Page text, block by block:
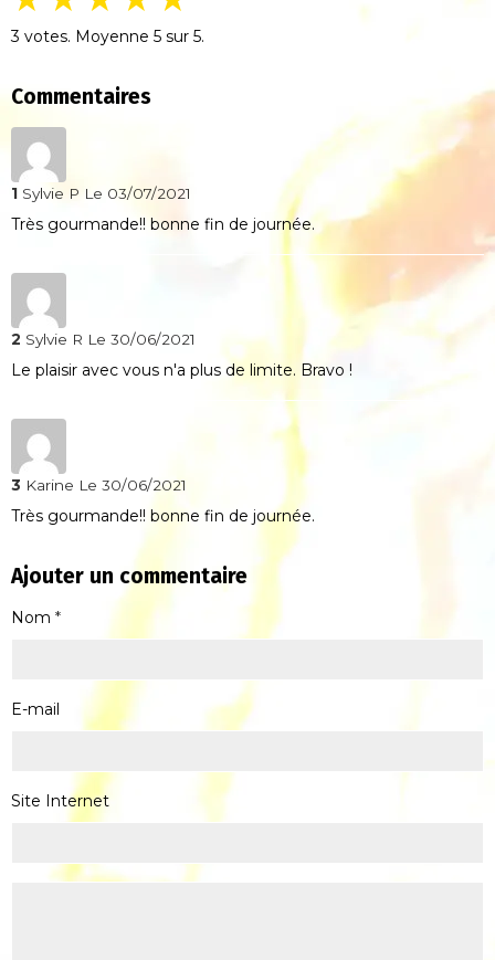
3 votes. Moyenne 5 sur 5.
Commentaires
1 Sylvie P Le 03/07/2021
Très gourmande!! bonne fin de journée.
2 Sylvie R Le 30/06/2021
Le plaisir avec vous n'a plus de limite. Bravo !
3 Karine Le 30/06/2021
Très gourmande!! bonne fin de journée.
Ajouter un commentaire
Nom
E-mail
Site Internet